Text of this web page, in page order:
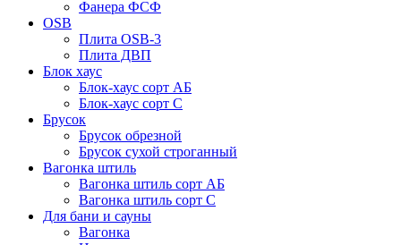
Фанера ФСФ
OSB
Плита OSB-3
Плита ДВП
Блок хаус
Блок-хаус сорт АБ
Блок-хаус сорт С
Брусок
Брусок обрезной
Брусок сухой строганный
Вагонка штиль
Вагонка штиль сорт АБ
Вагонка штиль сорт С
Для бани и сауны
Вагонка